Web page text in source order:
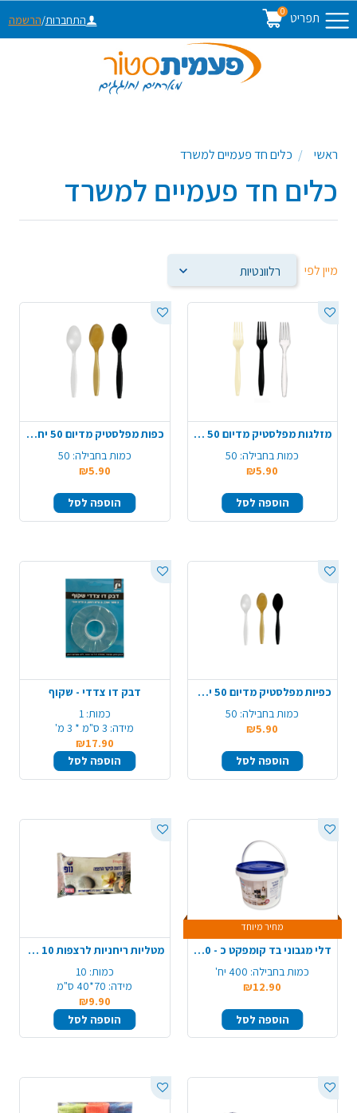
תפריט 0
התחברות/הרשמה
ראשי כלים חד פעמיים למשרד
כלים חד פעמיים למשרד
מיין לפי
מזלגות מפלסטיק מדיום 50 יח' - צבע משתנה
כמות בחבילה: 50
₪5.90
הוספה לסל
כפות מפלסטיק מדיום 50 יח' - צבע משתנה
כמות בחבילה: 50
₪5.90
הוספה לסל
כפיות מפלסטיק מדיום 50 יח' - צבע משתנה
כמות בחבילה: 50
₪5.90
הוספה לסל
דבק דו צדדי - שקוף
כמות: 1
מידה: 3 ס"מ * 3 מ'
₪17.90
הוספה לסל
מחיר מיוחד
דלי מגבוני בד קומפקט כ - 400 יח'
כמות בחבילה: 400 יח'
₪12.90
הוספה לסל
מטליות ריחניות לרצפות 10 יח' XL - ספא
כמות: 10
מידה: 70*40 ס"מ
₪9.90
הוספה לסל